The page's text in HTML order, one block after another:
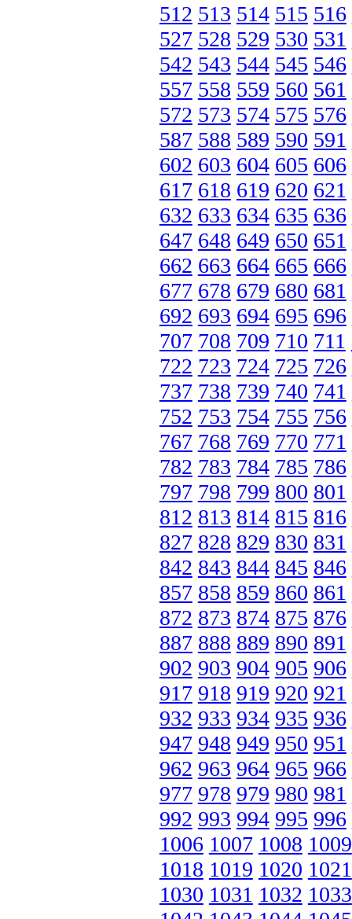
512 513 514 515 516
527 528 529 530 531
542 543 544 545 546
557 558 559 560 561
572 573 574 575 576
587 588 589 590 591
602 603 604 605 606
617 618 619 620 621
632 633 634 635 636
647 648 649 650 651
662 663 664 665 666
677 678 679 680 681
692 693 694 695 696
707 708 709 710 711
722 723 724 725 726
737 738 739 740 741
752 753 754 755 756
767 768 769 770 771
782 783 784 785 786
797 798 799 800 801
812 813 814 815 816
827 828 829 830 831
842 843 844 845 846
857 858 859 860 861
872 873 874 875 876
887 888 889 890 891
902 903 904 905 906
917 918 919 920 921
932 933 934 935 936
947 948 949 950 951
962 963 964 965 966
977 978 979 980 981
992 993 994 995 996
1006 1007 1008 1009
1018 1019 1020 1021
1030 1031 1032 1033